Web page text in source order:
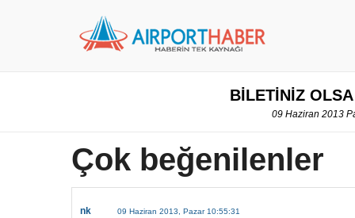
BİLETİNİZ
09 Haziran 2013
Çok beğenilenler
nk 09 Haziran 2013, Pazar 10:55:31